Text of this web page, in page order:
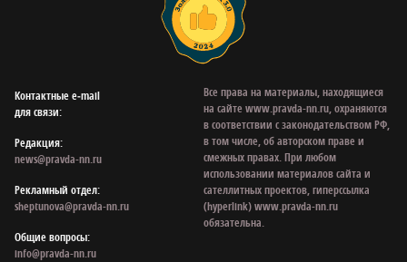
Контактные e‑mail
для связи:
Редакция:
news@pravda-nn.ru
Рекламный отдел:
sheptunova@pravda-nn.ru
Общие вопросы:
info@pravda-nn.ru
Все права на материалы, находящиеся
на сайте www.pravda-nn.ru, охраняются
в соответствии с законодательством РФ,
в том числе, об авторском праве и
смежных правах. При любом
использовании материалов сайта и
сателлитных проектов, гиперссылка
(hyperlink) www.pravda-nn.ru
обязательна.